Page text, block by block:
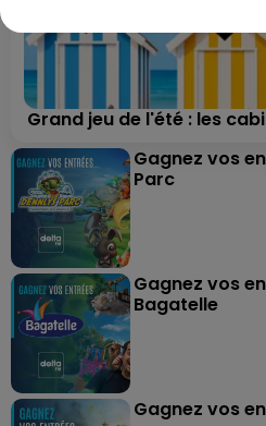
Grand jeu de l'été : les
Gagnez vos
Parc
Gagnez vos
Bagatelle
Gagnez vos